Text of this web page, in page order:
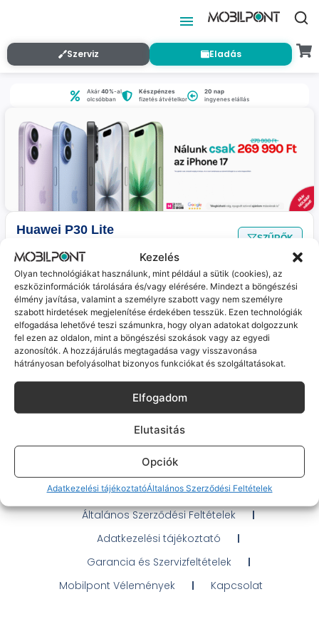
Kezelés
Olyan technológiákat használunk, mint például a sütik (cookies), az
eszközinformációk tárolására és/vagy elérésére. Mindezt a böngészési
élmény javítása, valamint a személyre szabott vagy nem személyre
szabott hirdetések megjelenítése érdekében tesszük. Ezen technológiák
elfogadása lehetővé teszi számunkra, hogy olyan adatokat dolgozzunk
fel ezen az oldalon, mint a böngészési szokások vagy az egyedi
azonosítók. A hozzájárulás megtagadása vagy visszavonása
hátrányosan befolyásolhat bizonyos funkciókat és szolgáltatásokat.
Elfogadom
Elutasitás
Opciók
Adatkezelési tájékoztatóÁltalános Szerződési Feltételek
Szerviz Eladás
Akár40%-al
olcsóbban
Készpénzes
fizetés átvételkor
20 nap
ingyenes elállás
Huawei P30 Lite
SZŰRŐK
Jelenleg nincs ilyen termékünk :(
Gyakran Ismételt Kérdések
Probléma jelentés / Elállás
OTP Áruhitel Tájékoztató
Klarna fizetési tájékoztató
Általános Szerződési Feltételek
Adatkezelési tájékoztató
Garancia és Szervizfeltételek
Mobilpont Vélemények
Kapcsolat